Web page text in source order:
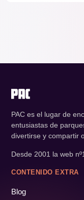
PAC es el lugar de
entusiastas de
divertirse y compartir
Desde 2001 la web
CONTENIDO EXTRA
Blog